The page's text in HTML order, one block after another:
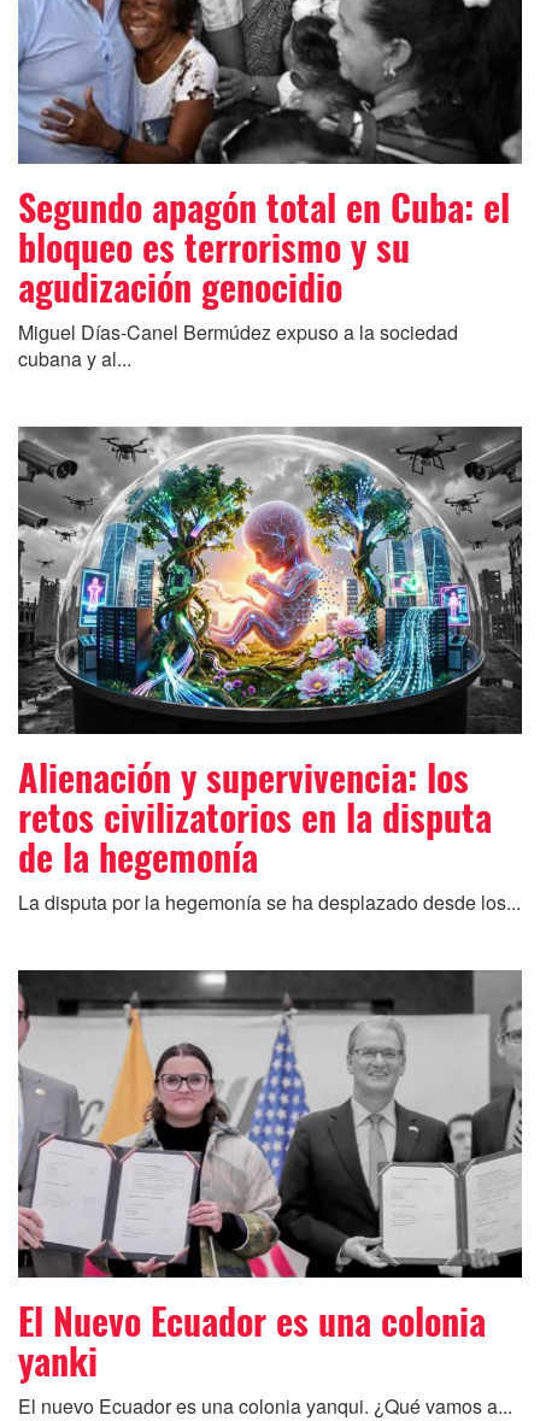
Segundo apagón total en Cuba: el
bloqueo es terrorismo y su
agudización genocidio
Miguel Días-Canel Bermúdez expuso a la sociedad
cubana y al...
Alienación y supervivencia: los
retos civilizatorios en la disputa
de la hegemonía
La disputa por la hegemonía se ha desplazado desde los...
El Nuevo Ecuador es una colonia
yanki
El nuevo Ecuador es una colonia yanqui. ¿Qué vamos a...